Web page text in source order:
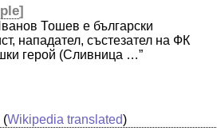
]
Тошев е български
нападател, състезател на ФК
герой (Сливница …”
(Wikipedia translated)